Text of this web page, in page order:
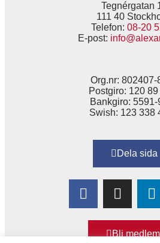
Tegnérgatan
111 40
Telefon: 08-20
E-post:
Org.nr: 802407-
Postgiro: 120 89
Bankgiro: 5591-
Swish: 123 338
Dela sida
Bli